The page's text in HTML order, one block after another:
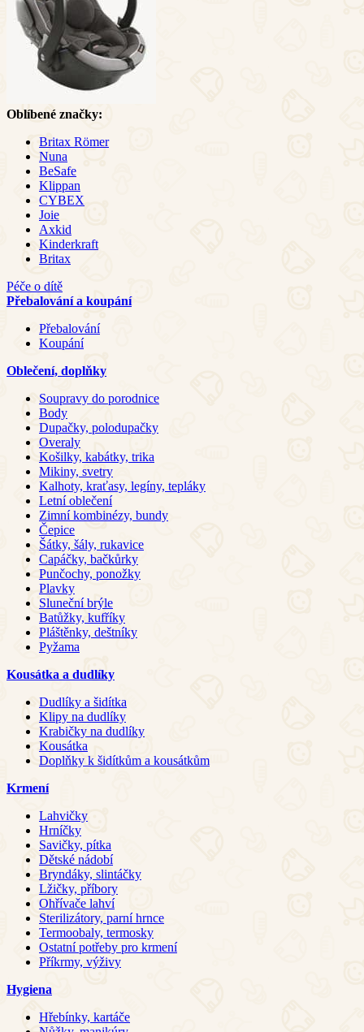
Oblíbené značky:
Britax Römer
Nuna
BeSafe
Klippan
CYBEX
Joie
Axkid
Kinderkraft
Britax
Péče o dítě
Přebalování a koupání
Přebalování
Koupání
Oblečení, doplňky
Soupravy do porodnice
Body
Dupačky, polodupačky
Overaly
Košilky, kabátky, trika
Mikiny, svetry
Kalhoty, kraťasy, legíny, tepláky
Letní oblečení
Zimní kombinézy, bundy
Čepice
Šátky, šály, rukavice
Capáčky, bačkůrky
Punčochy, ponožky
Plavky
Sluneční brýle
Batůžky, kufříky
Pláštěnky, deštníky
Pyžama
Kousátka a dudlíky
Dudlíky a šidítka
Klipy na dudlíky
Krabičky na dudlíky
Kousátka
Doplňky k šidítkům a kousátkům
Krmení
Lahvičky
Hrníčky
Savičky, pítka
Dětské nádobí
Bryndáky, slintáčky
Lžičky, příbory
Ohřívače lahví
Sterilizátory, parní hrnce
Termoobaly, termosky
Ostatní potřeby pro krmení
Příkrmy, výživy
Hygiena
Hřebínky, kartáče